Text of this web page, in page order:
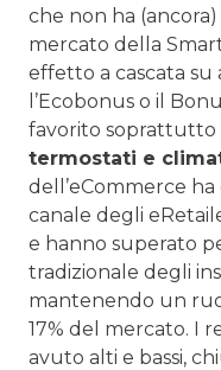
che non ha
mercato della
effetto a cascata su
l’Ecobonus o il
favorito soprattutto
termostati e
dell’eCommerce
canale degli
e hanno superato
tradizionale degli
mantenendo un
17% del mercato. I
avuto alti e bassi,